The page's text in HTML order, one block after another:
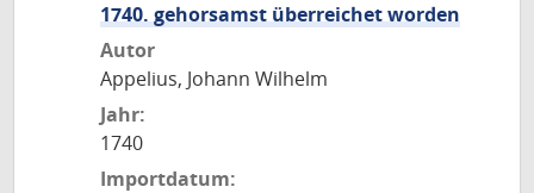
1740. gehorsamst überreichet worden
Autor
Appelius, Johann Wilhelm
Jahr:
1740
Importdatum: